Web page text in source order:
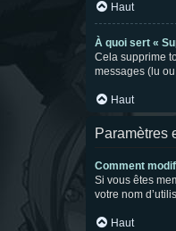
Haut
À quoi sert «
Cela supprime
messages (lu
Haut
Paramètres
Comment
Si vous êtes
votre nom
Haut